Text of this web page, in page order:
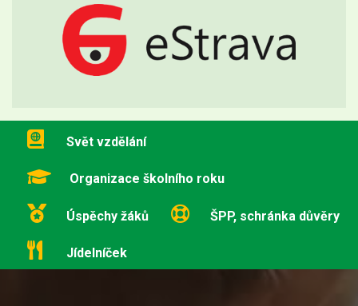
Svět vzdělání
Organizace školního roku
Úspěchy žáků ŠPP, schránka důvěry
Jídelníček